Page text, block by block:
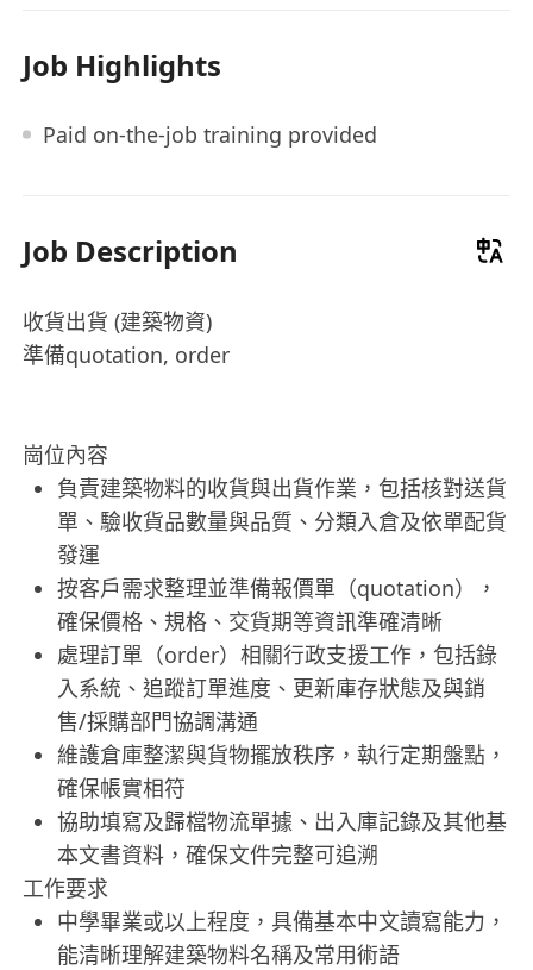
Job Highlights
Paid on-the-job training provided
Job Description
收貨出貨 (建築物資)
準備quotation, order
崗位內容
負責建築物料的收貨與出貨作業，包括核對送貨
單、驗收貨品數量與品質、分類入倉及依單配貨
發運
按客戶需求整理並準備報價單（quotation），
確保價格、規格、交貨期等資訊準確清晰
處理訂單（order）相關行政支援工作，包括錄
入系統、追蹤訂單進度、更新庫存狀態及與銷
售/採購部門協調溝通
維護倉庫整潔與貨物擺放秩序，執行定期盤點，
確保帳實相符
協助填寫及歸檔物流單據、出入庫記錄及其他基
本文書資料，確保文件完整可追溯
工作要求
中學畢業或以上程度，具備基本中文讀寫能力，
能清晰理解建築物料名稱及常用術語